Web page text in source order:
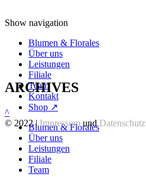
Show navigation
Blumen & Florales
Über uns
Leistungen
Filiale
Team
Kontakt
Shop ↗
Blumen & Florales
Über uns
Leistungen
Filiale
Team
ARCHIVES
^
© 2022 | Impressum und Datenschutz